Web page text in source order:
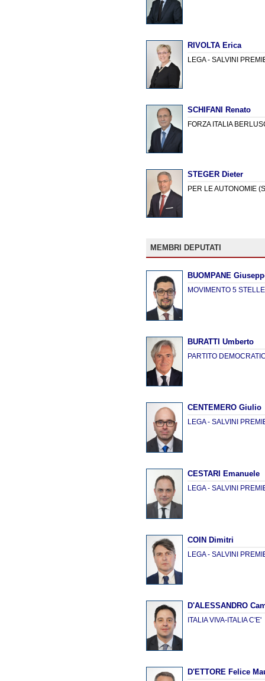
RIVOLTA Erica
LEGA - SALVINI
SCHIFANI Renato
FORZA ITALIA
STEGER Dieter
PER LE AUTONOMIE
MEMBRI DEPUTATI
BUOMPANE
MOVIMENTO 5 STELLE
BURATTI Umberto
PARTITO
CENTEMERO Giulio
LEGA - SALVINI
CESTARI Emanuele
LEGA - SALVINI
COIN Dimitri
LEGA - SALVINI
D'ALESSANDRO
ITALIA VIVA-ITALIA C'E'
D'ETTORE Felice